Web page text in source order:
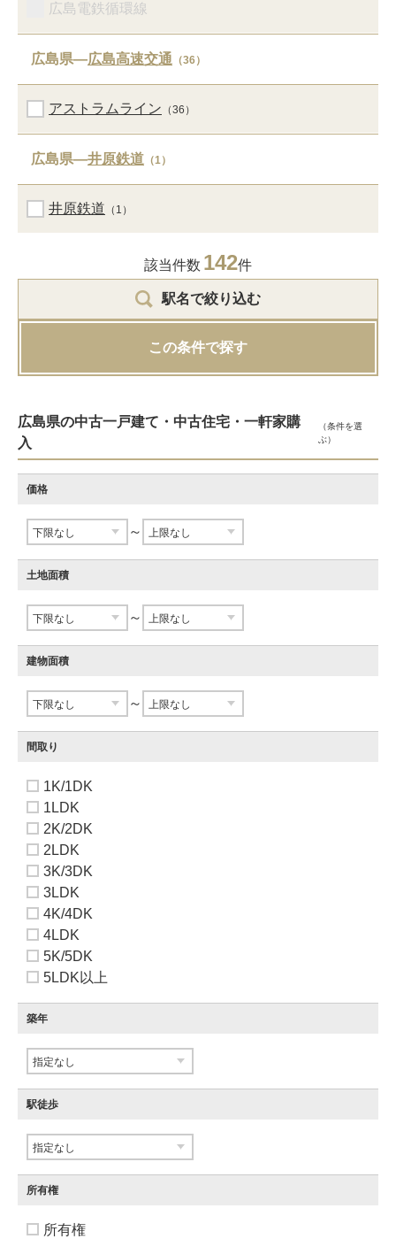
広島電鉄循環線
広島県―広島高速交通 （36）
アストラムライン （36）
広島県―井原鉄道 （1）
井原鉄道 （1）
該当件数 142件
駅名で絞り込む
この条件で探す
広島県の中古一戸建て・中古住宅・一軒家購
入
（条件を選
ぶ）
価格
～
土地面積
～
建物面積
～
間取り
1K/1DK
1LDK
2K/2DK
2LDK
3K/3DK
3LDK
4K/4DK
4LDK
5K/5DK
5LDK以上
築年
駅徒歩
所有権
所有権